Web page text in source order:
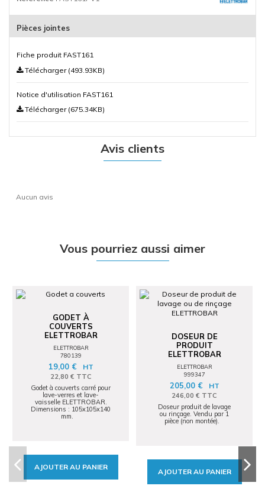
Pièces jointes
Fiche produit FAST161
Télécharger (493.93KB)
Notice d'utilisation FAST161
Télécharger (675.34KB)
Avis clients
Aucun avis
Vous pourriez aussi aimer
GODET À
COUVERTS
ELETTROBAR
ELETTROBAR
780139
19,00 € HT
22,80 € TTC
Godet à couverts carré pour
lave-verres et lave-
vaisselle ELETTROBAR.
Dimensions : 105x105x140
mm.
AJOUTER AU PANIER
DOSEUR DE
PRODUIT
ELETTROBAR
ELETTROBAR
999347
205,00 € HT
246,00 € TTC
Doseur produit de lavage
ou rinçage. Vendu par 1
pièce (non montée).
AJOUTER AU PANIER